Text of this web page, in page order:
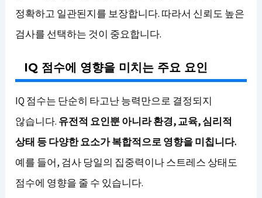
정확하고 일관된지를 보장합니다. 따라서 신뢰도 높은
검사를 선택하는 것이 중요합니다.
IQ 점수에 영향을 미치는 주요 요인
IQ 점수는 단순히 타고난 능력만으로 결정되지
않습니다. 유전적 요인뿐 아니라 환경, 교육, 심리적
상태 등 다양한 요소가 복합적으로 영향을 미칩니다.
예를 들어, 검사 당일의 집중력이나 스트레스 상태도
점수에 영향을 줄 수 있습니다.